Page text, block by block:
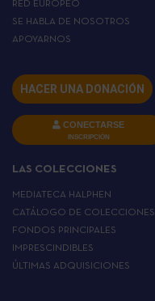
RED EUROPEO
SE HABLA DE NOSOTROS
APOYARNOS
HACER UNA DONACIÓN
CONECTARSE
INSCRIPCIÓN
LAS COLECCIONES
MEDIATECA HALPHEN
CATÁLOGO DE COLECCIONES
FONDOS PRINCIPALES
IMPRESCINDIBLES
ÚLTIMAS ADQUISICIONES